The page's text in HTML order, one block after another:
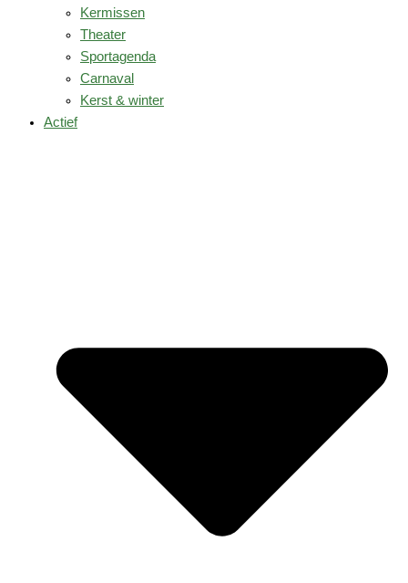
Kermissen
Theater
Sportagenda
Carnaval
Kerst & winter
Actief